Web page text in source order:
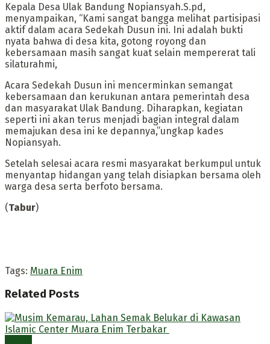
Kepala Desa Ulak Bandung Nopiansyah.S.pd,
menyampaikan, “Kami sangat bangga melihat partisipasi
aktif dalam acara Sedekah Dusun ini. Ini adalah bukti
nyata bahwa di desa kita, gotong royong dan
kebersamaan masih sangat kuat selain mempererat tali
silaturahmi,
Acara Sedekah Dusun ini mencerminkan semangat
kebersamaan dan kerukunan antara pemerintah desa
dan masyarakat Ulak Bandung. Diharapkan, kegiatan
seperti ini akan terus menjadi bagian integral dalam
memajukan desa ini ke depannya,”ungkap kades
Nopiansyah.
Setelah selesai acara resmi masyarakat berkumpul untuk
menyantap hidangan yang telah disiapkan bersama oleh
warga desa serta berfoto bersama.
(Tabur)
Tags: Muara Enim
Related Posts